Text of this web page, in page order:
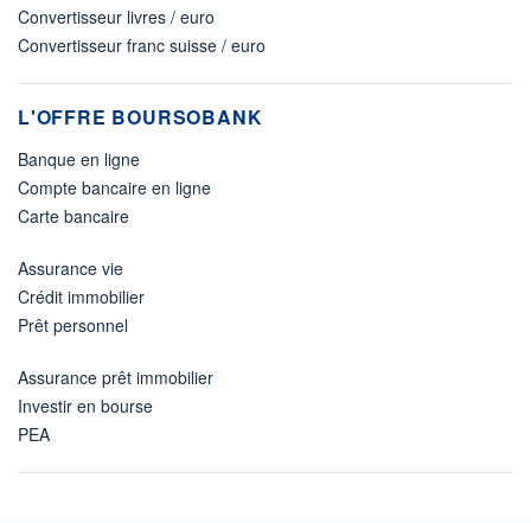
Convertisseur livres / euro
Convertisseur franc suisse / euro
L'OFFRE BOURSOBANK
Banque en ligne
Compte bancaire en ligne
Carte bancaire
Assurance vie
Crédit immobilier
Prêt personnel
Assurance prêt immobilier
Investir en bourse
PEA